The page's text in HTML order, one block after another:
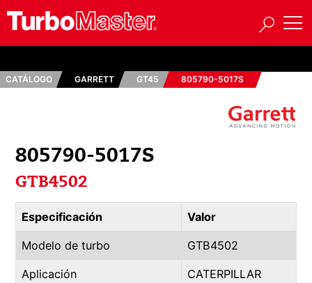
CATÁLOGO GARRETT GT45 805790-5017S
805790-5017S
GTB4502
Especificación Valor
Modelo de turbo GTB4502
Aplicación CATERPILLAR